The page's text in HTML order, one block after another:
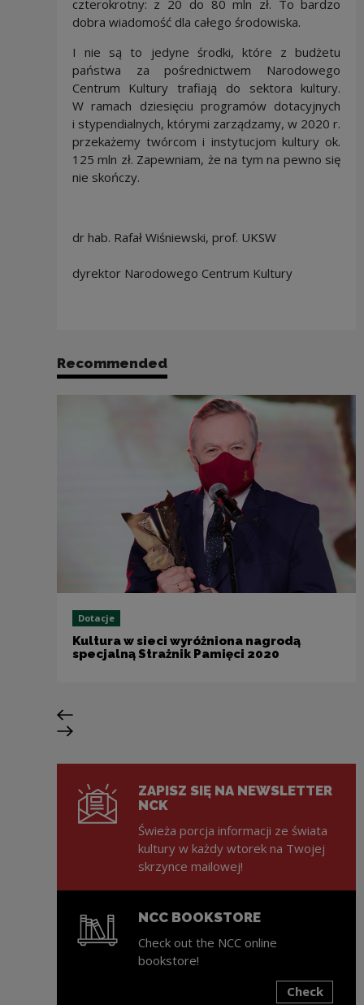
czterokrotny: z 20 do 80 mln zł. To bardzo
dobra wiadomość dla całego środowiska.
I nie są to jedyne środki, które z budżetu
państwa za pośrednictwem Narodowego
Centrum Kultury trafiają do sektora kultury.
W ramach dziesięciu programów dotacyjnych
i stypendialnych, którymi zarządzamy, w 2020 r.
przekażemy twórcom i instytucjom kultury ok.
125 mln zł. Zapewniam, że na tym na pewno się
nie skończy.
dr hab. Rafał Wiśniewski, prof. UKSW
dyrektor Narodowego Centrum Kultury
Recommended
Dotacje
Kultura w sieci wyróżniona nagrodą
specjalną Strażnik Pamięci 2020
Previous slide
Next slide
ZAPISZ SIĘ NA NEWSLETTER
NCK
Świeża porcja informacji ze świata
kultury w każdy wtorek na Twojej
skrzynce mailowej!
NCC BOOKSTORE
Check out the NCC online
bookstore!
Check